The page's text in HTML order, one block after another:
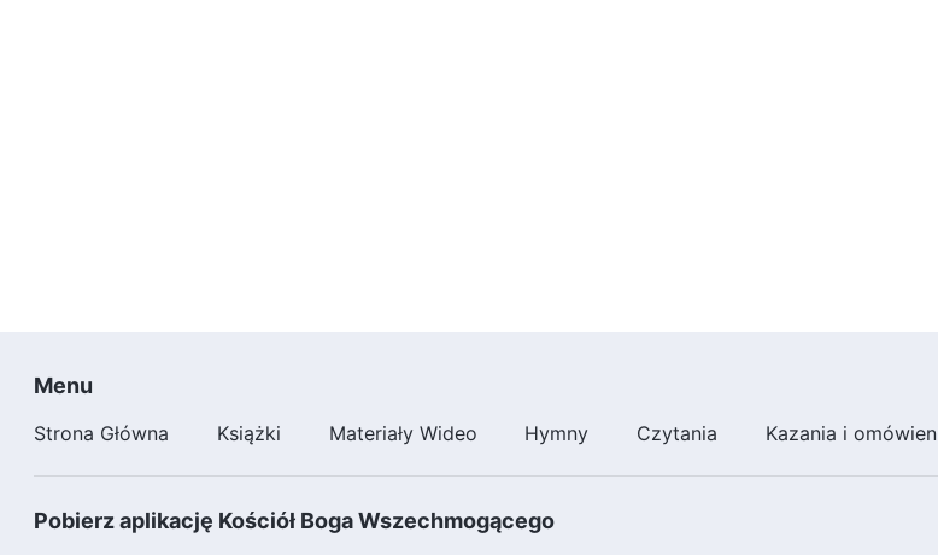
Menu
Strona Główna Książki Materiały Wideo Hymny Czytania Kazania i
Pobierz aplikację Kościół Boga Wszechmogącego